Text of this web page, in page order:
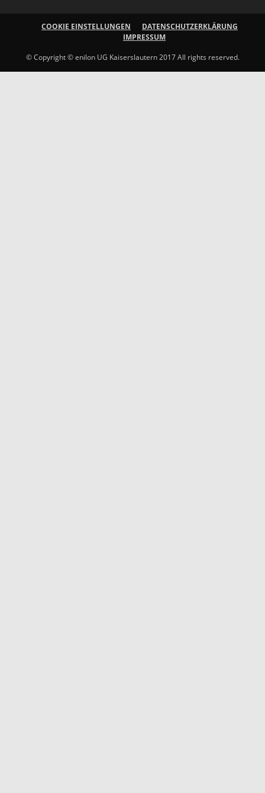
COOKIE EINSTELLUNGEN
DATENSCHUTZERKLÄRUNG
IMPRESSUM
© Copyright © enilon UG Kaiserslautern 2017 All rights reserved.